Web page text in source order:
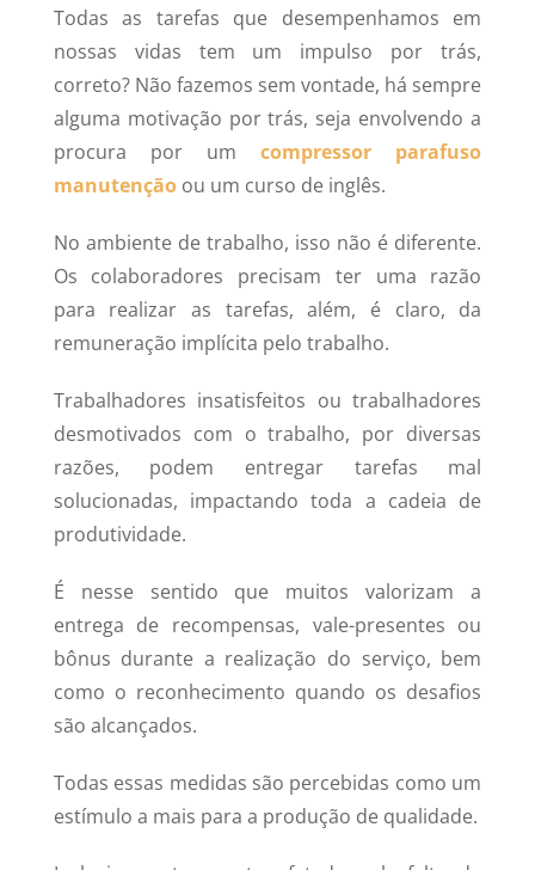
Todas as tarefas que desempenhamos em
nossas vidas tem um impulso por trás,
correto? Não fazemos sem vontade, há sempre
alguma motivação por trás, seja envolvendo a
procura por umcompressor parafuso
manutenção ou um curso de inglês.
No ambiente de trabalho, isso não é diferente.
Os colaboradores precisam ter uma razão
para realizar as tarefas, além, é claro, da
remuneração implícita pelo trabalho.
Trabalhadores insatisfeitos ou trabalhadores
desmotivados com o trabalho, por diversas
razões, podem entregar tarefas mal
solucionadas, impactando toda a cadeia de
produtividade.
É nesse sentido que muitos valorizam a
entrega de recompensas, vale-presentes ou
bônus durante a realização do serviço, bem
como o reconhecimento quando os desafios
são alcançados.
Todas essas medidas são percebidas como um
estímulo a mais para a produção de qualidade.